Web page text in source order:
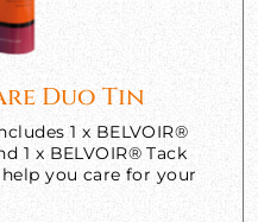
Duo Tin
1 x BELVOIR®
1 x BELVOIR® Tack
you care for your